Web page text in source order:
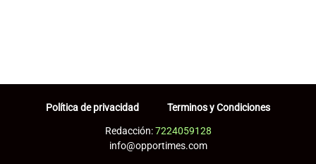
Política de privacidad Terminos y Condiciones
Redacción:7224059128
info@opportimes.com